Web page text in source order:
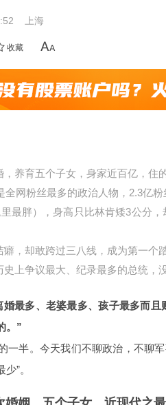
上海
收藏
养育五个子女，身家近百亿，住
全网粉丝最多的政治人物，2.3亿
最胖），身高只比林肯矮3公分
，却敢跨过三八线，成为第一个
上争议最大、纪录最多的总统，
最多、老婆最多、孩子最多而
。”
一半。今天我们不聊政治，不聊
”。